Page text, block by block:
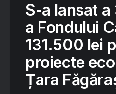
S-a lansat
a Fondului
131.500 lei
proiecte
Țara